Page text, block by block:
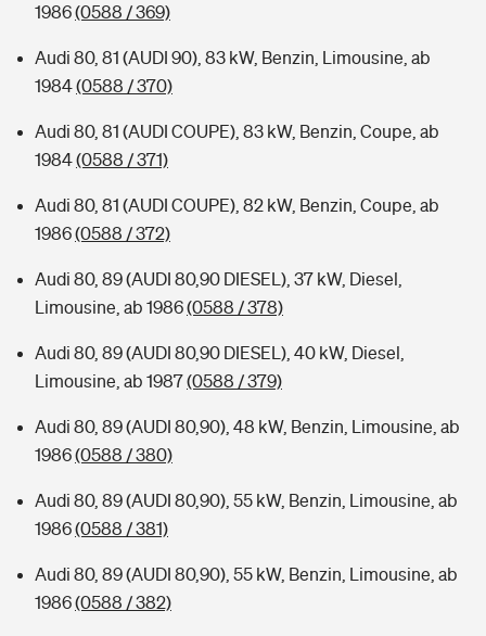
1986(0588 / 369)
Audi 80, 81 (AUDI 90), 83 kW, Benzin, Limousine, ab
1984(0588 / 370)
Audi 80, 81 (AUDI COUPE), 83 kW, Benzin, Coupe, ab
1984(0588 / 371)
Audi 80, 81 (AUDI COUPE), 82 kW, Benzin, Coupe, ab
1986(0588 / 372)
Audi 80, 89 (AUDI 80,90 DIESEL), 37 kW, Diesel,
Limousine, ab 1986(0588 / 378)
Audi 80, 89 (AUDI 80,90 DIESEL), 40 kW, Diesel,
Limousine, ab 1987(0588 / 379)
Audi 80, 89 (AUDI 80,90), 48 kW, Benzin, Limousine, ab
1986(0588 / 380)
Audi 80, 89 (AUDI 80,90), 55 kW, Benzin, Limousine, ab
1986(0588 / 381)
Audi 80, 89 (AUDI 80,90), 55 kW, Benzin, Limousine, ab
1986(0588 / 382)